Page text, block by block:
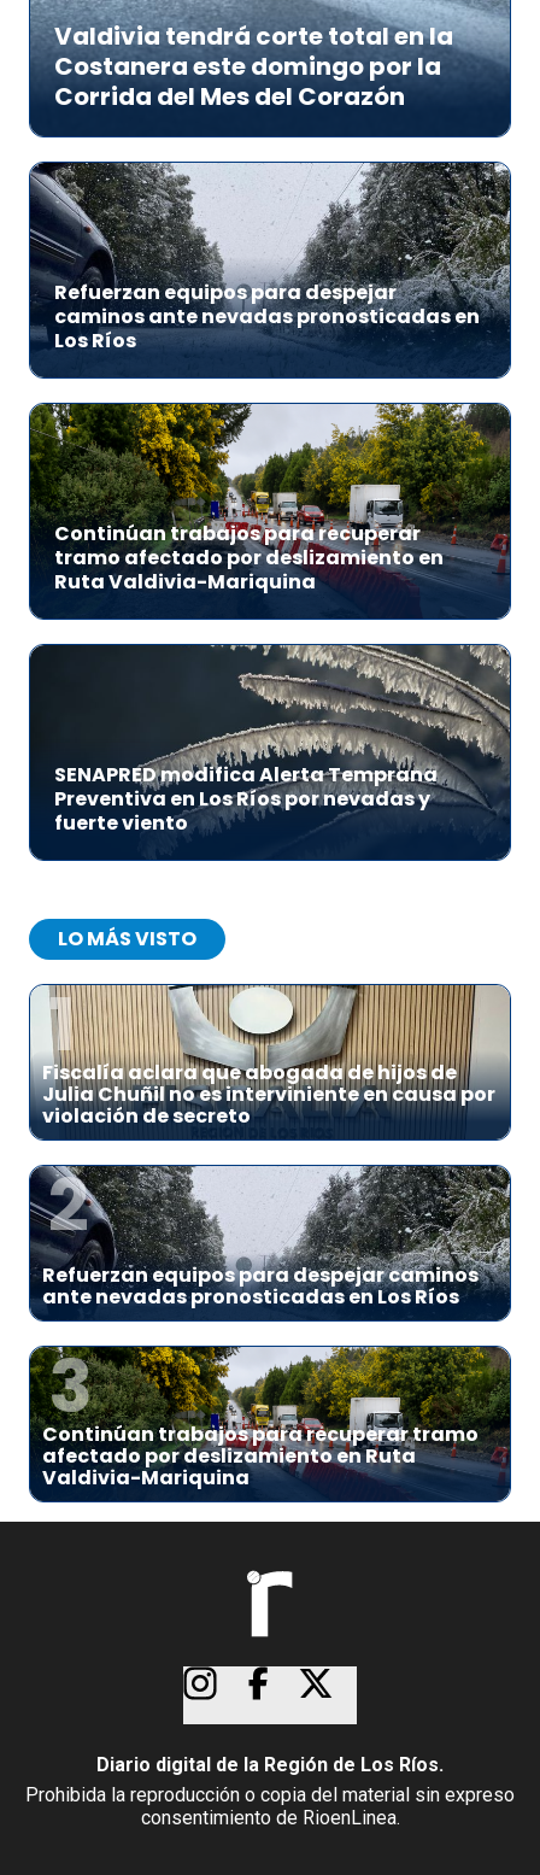
Valdivia tendrá corte total en la
Costanera este domingo por la
Corrida del Mes del Corazón
Refuerzan equipos para despejar
caminos ante nevadas pronosticadas en
Los Ríos
Continúan trabajos para recuperar
tramo afectado por deslizamiento en
Ruta Valdivia-Mariquina
SENAPRED modifica Alerta Temprana
Preventiva en Los Ríos por nevadas y
fuerte viento
LO MÁS VISTO
1
Fiscalía aclara que abogada de hijos de
Julia Chuñil no es interviniente en causa por
violación de secreto
2
Refuerzan equipos para despejar caminos
ante nevadas pronosticadas en Los Ríos
3
Continúan trabajos para recuperar tramo
afectado por deslizamiento en Ruta
Valdivia-Mariquina
Diario digital de la Región de Los Ríos.
Prohibida la reproducción o copia del material sin expreso
consentimiento de RioenLinea.